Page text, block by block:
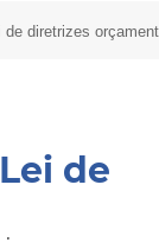
diretrizes
de